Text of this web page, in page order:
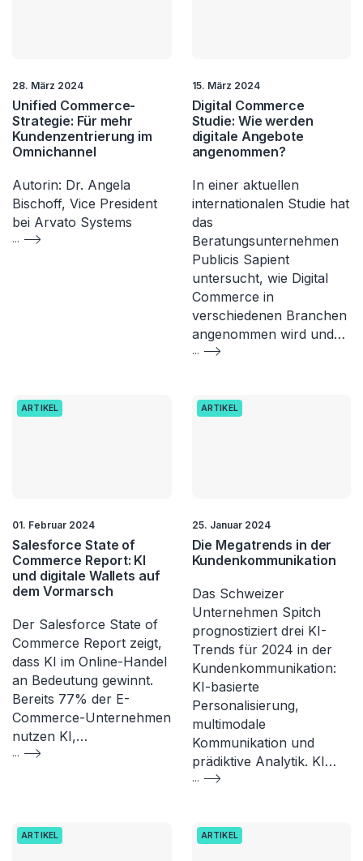
28. März 2024
Unified Commerce-
Strategie: Für mehr
Kundenzentrierung im
Omnichannel
Autorin: Dr. Angela
Bischoff, Vice President
bei Arvato Systems
...
15. März 2024
Digital Commerce
Studie: Wie werden
digitale Angebote
angenommen?
In einer aktuellen
internationalen Studie hat
das
Beratungsunternehmen
Publicis Sapient
untersucht, wie Digital
Commerce in
verschiedenen Branchen
angenommen wird und…
...
ARTIKEL
01. Februar 2024
Salesforce State of
Commerce Report: KI
und digitale Wallets auf
dem Vormarsch
Der Salesforce State of
Commerce Report zeigt,
dass KI im Online-Handel
an Bedeutung gewinnt.
Bereits 77% der E-
Commerce-Unternehmen
nutzen KI,…
...
ARTIKEL
25. Januar 2024
Die Megatrends in der
Kundenkommunikation
Das Schweizer
Unternehmen Spitch
prognostiziert drei KI-
Trends für 2024 in der
Kundenkommunikation:
KI-basierte
Personalisierung,
multimodale
Kommunikation und
prädiktive Analytik. KI…
...
ARTIKEL ARTIKEL